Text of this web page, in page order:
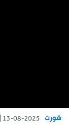
شورت 13-08-2025